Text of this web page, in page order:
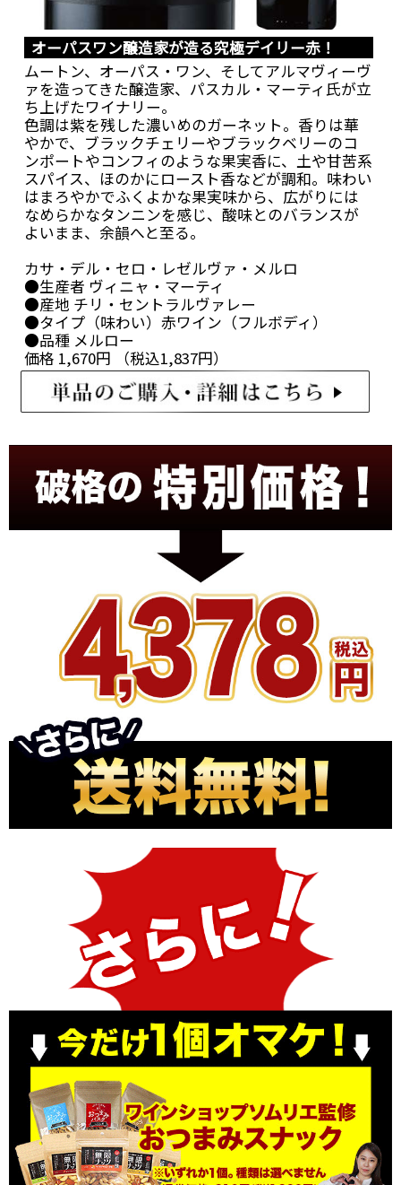
オーパスワン醸造家が造る究極デイリー赤！
ムートン、オーパス・ワン、そしてアルマヴィーヴ
ァを造ってきた醸造家、パスカル・マーティ氏が立
ち上げたワイナリー。
色調は紫を残した濃いめのガーネット。香りは華
やかで、ブラックチェリーやブラックベリーのコ
ンポートやコンフィのような果実香に、土や甘苦系
スパイス、ほのかにロースト香などが調和。味わい
はまろやかでふくよかな果実味から、広がりには
なめらかなタンニンを感じ、酸味とのバランスが
よいまま、余韻へと至る。
カサ・デル・セロ・レゼルヴァ・メルロ
●生産者 ヴィニャ・マーティ
●産地 チリ・セントラルヴァレー
●タイプ（味わい）赤ワイン（フルボディ）
●品種 メルロー
価格 1,670円 （税込1,837円）